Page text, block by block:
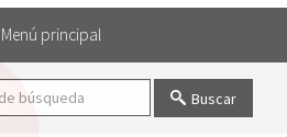
Menú principal
Buscar